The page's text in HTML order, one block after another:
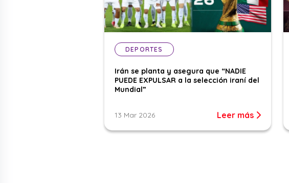
DEPORTES
Irán se planta y asegura que “NADIE
PUEDE EXPULSAR a la selección iraní del
Mundial”
13 Mar 2026 Leer más